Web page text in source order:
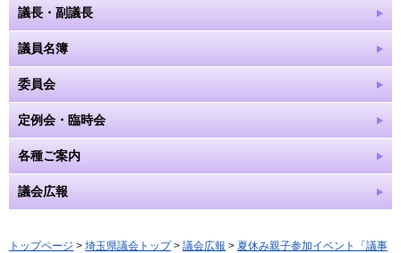
議長・副議長
議員名簿
委員会
定例会・臨時会
各種ご案内
議会広報
トップページ > 埼玉県議会トップ> 議会広報 > 夏休み親子参加イベント「議事